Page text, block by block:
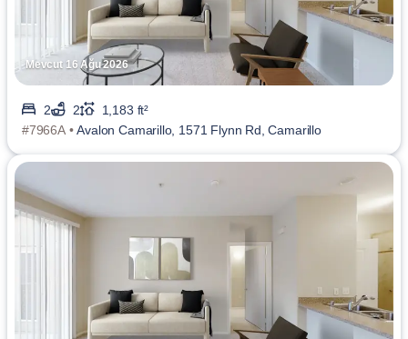
Mevcut 16 Ağu 2026
2 2
1,183 ft²
#7966A •Avalon Camarillo, 1571 Flynn Rd, Camarillo